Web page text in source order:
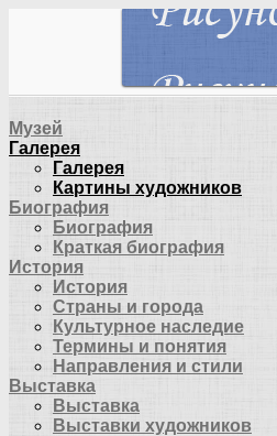
Музей
Галерея
Галерея
Картины художников
Биография
Биография
Краткая биография
История
История
Страны и города
Культурное наследие
Термины и понятия
Направления и стили
Выставка
Выставка
Выставки художников